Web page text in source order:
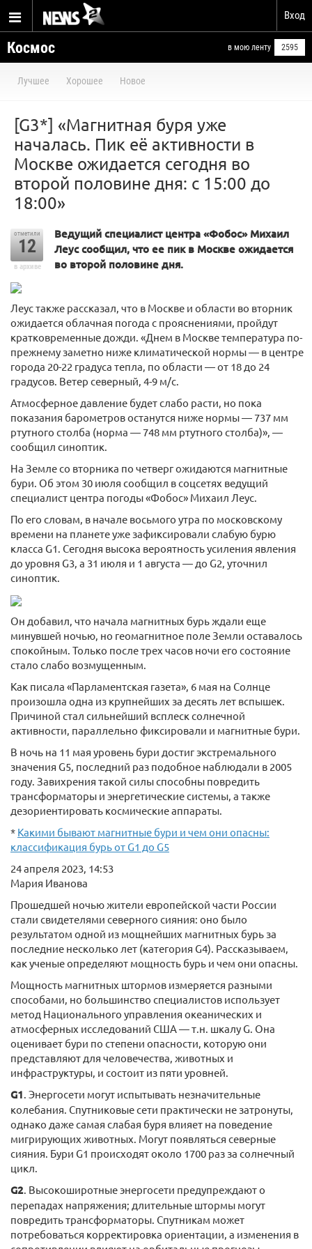
Вход
Космос в мою ленту 2595
Лучшее Хорошее Новое
[G3*] «Магнитная буря уже
началась. Пик её активности в
Москве ожидается сегодня во
второй половине дня: с 15:00 до
18:00»
отметили
12
в архиве
Ведущий специалист центра «Фобос» Михаил
Леус сообщил, что ее пик в Москве ожидается
во второй половине дня.
Леус также рассказал, что в Москве и области во вторник
ожидается облачная погода с прояснениями, пройдут
кратковременные дожди. «Днем в Москве температура по-
прежнему заметно ниже климатической нормы — в центре
города 20-22 градуса тепла, по области — от 18 до 24
градусов. Ветер северный, 4-9 м/с.
Атмосферное давление будет слабо расти, но пока
показания барометров останутся ниже нормы — 737 мм
ртутного столба (норма — 748 мм ртутного столба)», —
сообщил синоптик.
На Земле со вторника по четверг ожидаются магнитные
бури. Об этом 30 июля сообщил в соцсетях ведущий
специалист центра погоды «Фобос» Михаил Леус.
По его словам, в начале восьмого утра по московскому
времени на планете уже зафиксировали слабую бурю
класса G1. Сегодня высока вероятность усиления явления
до уровня G3, а 31 июля и 1 августа — до G2, уточнил
синоптик.
Он добавил, что начала магнитных бурь ждали еще
минувшей ночью, но геомагнитное поле Земли оставалось
спокойным. Только после трех часов ночи его состояние
стало слабо возмущенным.
Как писала «Парламентская газета», 6 мая на Солнце
произошла одна из крупнейших за десять лет вспышек.
Причиной стал сильнейший всплеск солнечной
активности, параллельно фиксировали и магнитные бури.
В ночь на 11 мая уровень бури достиг экстремального
значения G5, последний раз подобное наблюдали в 2005
году. Завихрения такой силы способны повредить
трансформаторы и энергетические системы, а также
дезориентировать космические аппараты.
* Какими бывают магнитные бури и чем они опасны:
классификация бурь от G1 до G5
24 апреля 2023, 14:53
Мария Иванова
Прошедшей ночью жители европейской части России
стали свидетелями северного сияния: оно было
результатом одной из мощнейших магнитных бурь за
последние несколько лет (категория G4). Рассказываем,
как ученые определяют мощность бурь и чем они опасны.
Мощность магнитных штормов измеряется разными
способами, но большинство специалистов использует
метод Национального управления океанических и
атмосферных исследований США — т.н. шкалу G. Она
оценивает бури по степени опасности, которую они
представляют для человечества, животных и
инфраструктуры, и состоит из пяти уровней.
G1. Энергосети могут испытывать незначительные
колебания. Спутниковые сети практически не затронуты,
однако даже самая слабая буря влияет на поведение
мигрирующих животных. Могут появляться северные
сияния. Бури G1 происходят около 1700 раз за солнечный
цикл.
G2. Высокоширотные энергосети предупреждают о
перепадах напряжения; длительные штормы могут
повредить трансформаторы. Спутникам может
потребоваться корректировка ориентации, а изменения в